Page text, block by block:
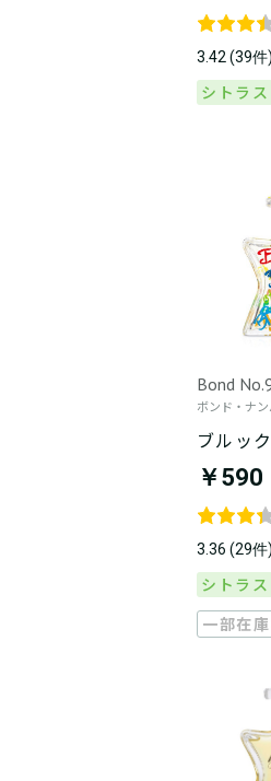
3.42 (39件)
シトラス
Bond
ボンド・ナ
ブルッ
￥590
3.36 (29件)
シトラス
一部在